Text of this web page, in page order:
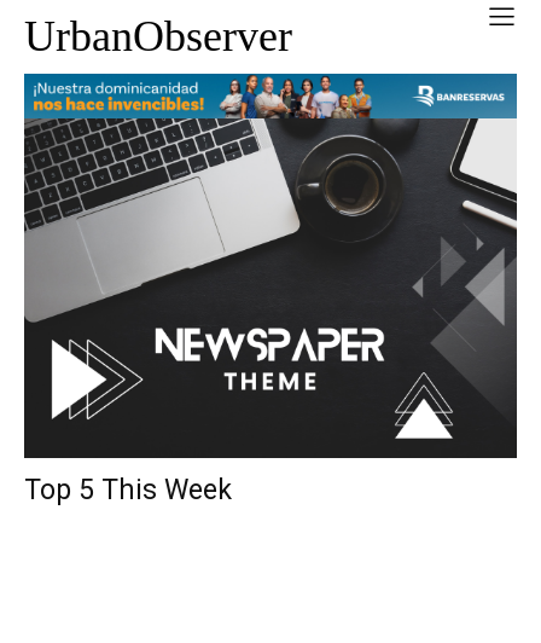
UrbanObserver
Top 5 This Week